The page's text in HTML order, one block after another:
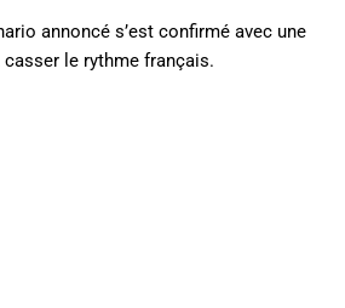
annoncé s’est confirmé avec une
le rythme français.